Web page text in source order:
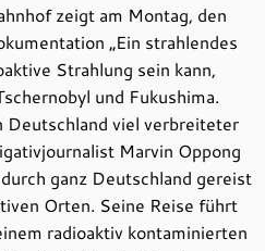
zeigt am Montag, den
„Ein strahlendes
Strahlung sein kann,
und Fukushima.
Deutschland viel verbreiteter
Marvin Oppong
ganz Deutschland gereist
Orten. Seine Reise führt
radioaktiv kontaminierten